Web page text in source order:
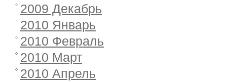
2009 Декабрь
2010 Январь
2010 Февраль
2010 Март
2010 Апрель